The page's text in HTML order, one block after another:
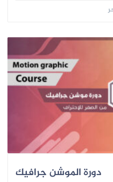
دورة الموشن جرافيك